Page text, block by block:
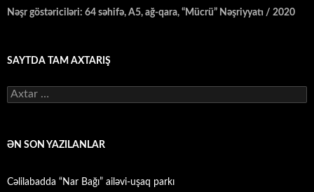
Nəşr göstəriciləri: 64 səhifə, A5, ağ-qara, “Mücrü” Nəşriyyatı / 2020
SAYTDA TAM AXTARIŞ
Axtarış:
ƏN SON YAZILANLAR
Cəlilabadda “Nar Bağı” ailəvi-uşaq parkı